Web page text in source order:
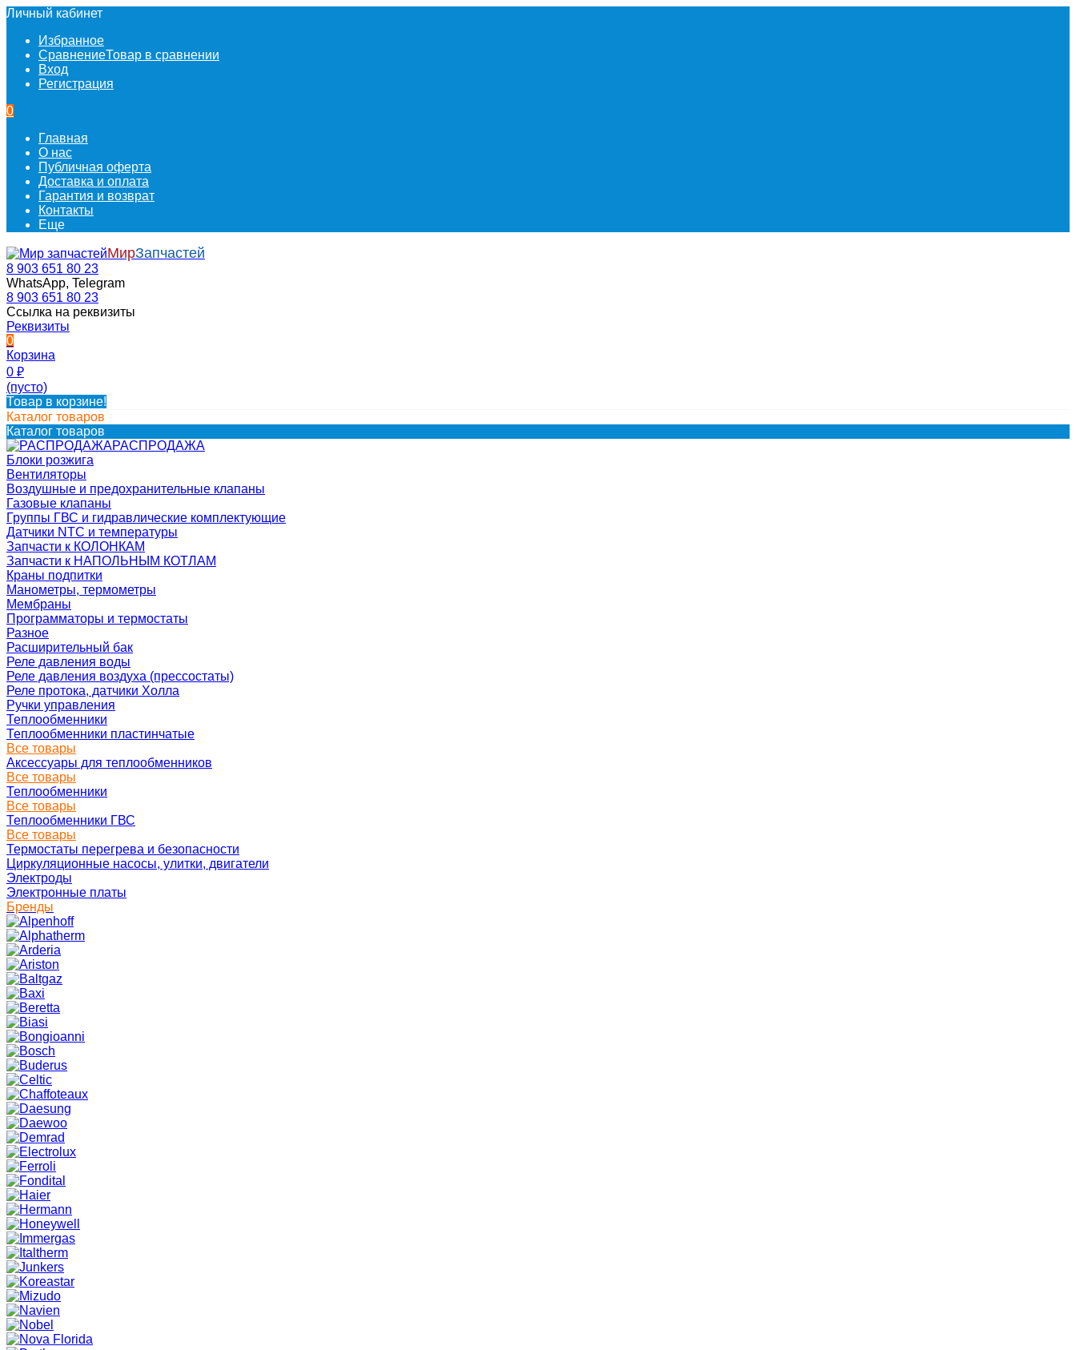
Личный кабинет
Избранное
СравнениеТовар в сравнении
Вход
Регистрация
0
Главная
О нас
Публичная оферта
Доставка и оплата
Гарантия и возврат
Контакты
Еще
МирЗапчастей
8 903 651 80 23
WhatsApp, Telegram
8 903 651 80 23
Ссылка на реквизиты
Реквизиты
0
Корзина
0 ₽
(пусто)
Товар в корзине!
Каталог товаров
Каталог товаров
РАСПРОДАЖА
Блоки розжига
Вентиляторы
Воздушные и предохранительные клапаны
Газовые клапаны
Группы ГВС и гидравлические комплектующие
Датчики NTC и температуры
Запчасти к КОЛОНКАМ
Запчасти к НАПОЛЬНЫМ КОТЛАМ
Краны подпитки
Манометры, термометры
Мембраны
Программаторы и термостаты
Разное
Расширительный бак
Реле давления воды
Реле давления воздуха (прессостаты)
Реле протока, датчики Холла
Ручки управления
Теплообменники
Теплообменники пластинчатые
Все товары
Аксессуары для теплообменников
Все товары
Теплообменники
Все товары
Теплообменники ГВС
Все товары
Термостаты перегрева и безопасности
Циркуляционные насосы, улитки, двигатели
Электроды
Электронные платы
Бренды